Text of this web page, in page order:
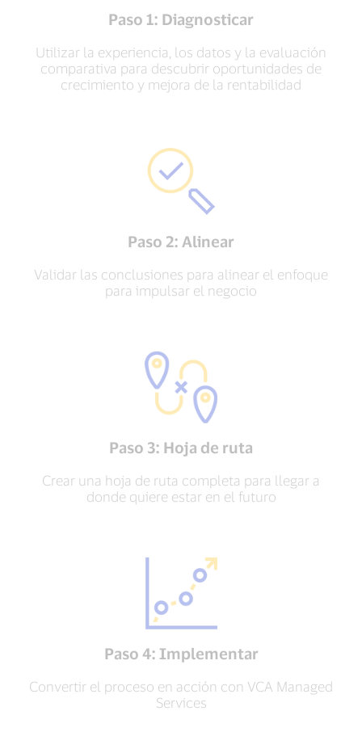
Paso 1: Diagnosticar
Utilizar la experiencia, los datos y la evaluación
comparativa para descubrir oportunidades de
crecimiento y mejora de la rentabilidad
Paso 2: Alinear
Validar las conclusiones para alinear el enfoque
para impulsar el negocio
Paso 3: Hoja de ruta
Crear una hoja de ruta completa para llegar a
donde quiere estar en el futuro
Paso 4: Implementar
Convertir el proceso en acción con VCA Managed
Services